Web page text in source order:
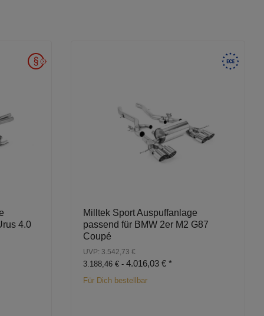
4.0
Milltek Sport Auspuffanlage
passend für BMW 2er M2 G87
Coupé
UVP: 3.542,73 €
3.188,46 € - 4.016,03 € *
Für Dich bestellbar